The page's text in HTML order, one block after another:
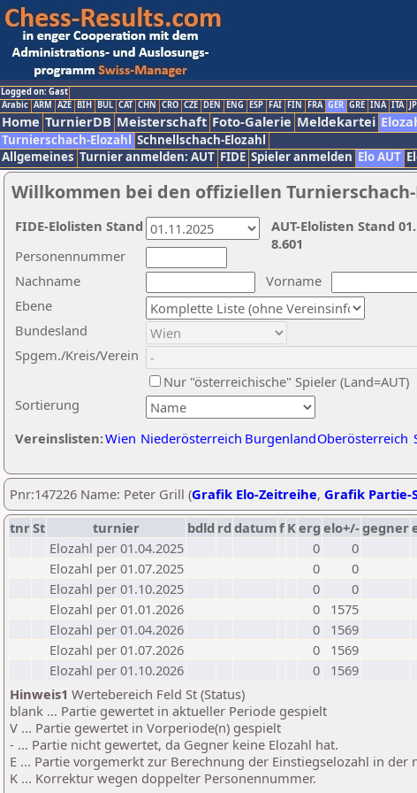
Logged on: Gast
Arabic ARM AZE BIH BUL CAT CHN CRO CZE DEN ENG ESP FAI FIN FRA GER GRE INA ITA
Home TurnierDB Meisterschaft Foto-Galerie Meldekartei
Turnierschach-Elozahl Schnellschach-Elozahl
Allgemeines Turnier anmelden: AUT FIDE Spieler anmelden Elo AUT
Willkommen bei den offiziellen Turnierschach-
Nachname
Vorname
Ebene
Sortierung
Personennummer
Bundesland
Spgem./Kreis/Verein
Nur "österreichische" Spieler (Land=AUT)
Vereinslisten:Wien Niederösterreich BurgenlandOberösterreich
AUT-Elolisten Stand
8.601
FIDE-Elolisten Stand
Pnr:147226 Name: Peter Grill (Grafik Elo-Zeitreihe, Grafik Partie-
tnrSt turnier bdld rd datumf Kerg elo+/-gegner
Elozahl per 01.04.2025
0
0
Elozahl per 01.07.2025
0
0
Elozahl per 01.10.2025
0
0
Elozahl per 01.01.2026
0
1575
Elozahl per 01.04.2026
0
1569
Elozahl per 01.07.2026
0
1569
Elozahl per 01.10.2026
0
1569
Hinweis1 Wertebereich Feld St (Status)
blank ... Partie gewertet in aktueller Periode gespielt
V ... Partie gewertet in Vorperiode(n) gespielt
- ... Partie nicht gewertet, da Gegner keine Elozahl hat.
E ... Partie vorgemerkt zur Berechnung der Einstiegselozahl in der
K ... Korrektur wegen doppelter Personennummer.